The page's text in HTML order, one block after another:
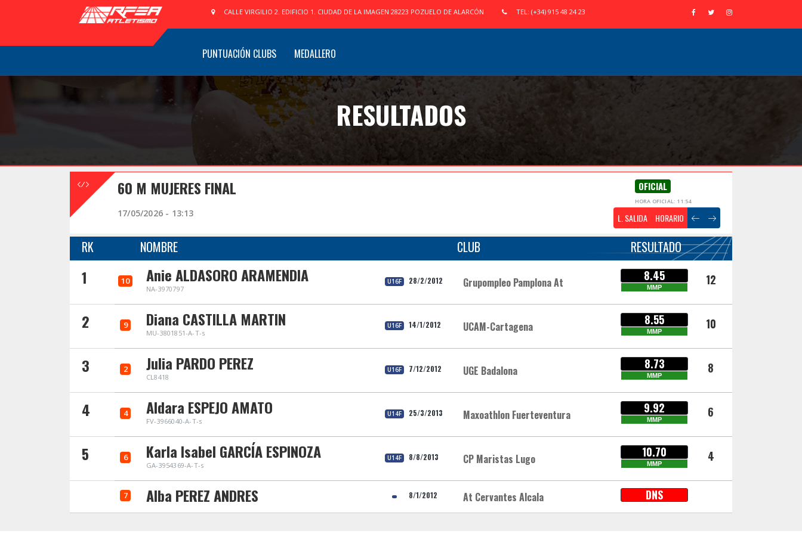
CALLE VIRGILIO 2. EDIFICIO 1. CIUDAD DE LA IMAGEN 28223 POZUELO DE ALARCÓN TEL: (+34) 915 48 24 23
PUNTUACIÓN CLUBS MEDALLERO
RESULTADOS
60 M MUJERES FINAL OFICIAL
HORA OFICIAL: 11:54
17/05/2026 - 13:13 L. SALIDA HORARIO
RK NOMBRE CLUB RESULTADO
1 10 Anie ALDASORO ARAMENDIA
NA-3970797
U16F 28/2/2012 Grupompleo Pamplona At 8.45
MMP 12
2 9 Diana CASTILLA MARTIN
MU-3801851-A-T-s
U16F 14/1/2012 UCAM-Cartagena 8.55
MMP 10
3 2 Julia PARDO PEREZ
CL8418
U16F 7/12/2012 UGE Badalona 8.73
MMP 8
4 4 Aldara ESPEJO AMATO
FV-3966040-A-T-s
U14F 25/3/2013 Maxoathlon Fuerteventura 9.92
MMP 6
5 6 Karla Isabel GARCÍA ESPINOZA
GA-3954369-A-T-s
U14F 8/8/2013 CP Maristas Lugo 10.70
MMP 4
7 Alba PEREZ ANDRES 8/1/2012 At Cervantes Alcala DNS